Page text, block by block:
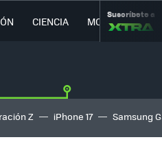
CIENCIA MOVILIDAD
Suscríbete a
Z iPhone 17 Samsung